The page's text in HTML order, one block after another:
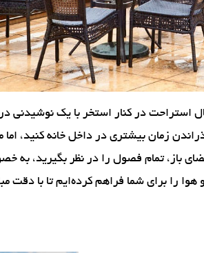
استراحت در کنار استخر با یک
زمان بیشتری در داخل خانه کنید، اما
باز، تمام فصول را در نظر بگیرید، به
را برای شما فراهم کرده‌ایم تا با دقت